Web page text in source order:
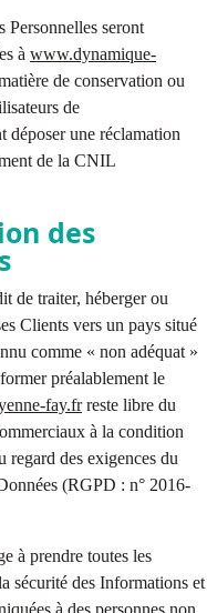
Personnelles seront
à www.dynamique-
de conservation ou
de
déposer une réclamation
de la CNIL
des
de traiter, héberger ou
Clients vers un pays situé
comme « non adéquat »
préalablement le
fay.frreste libre du
à la condition
regard des exigences du
(RGPD : n° 2016-
à prendre toutes les
sécurité des Informations et
à des personnes non